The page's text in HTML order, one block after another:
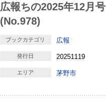
広報ちの2025年12月号
(No.978)
ブックカテゴリ 広報
発行日 20251119
エリア 茅野市